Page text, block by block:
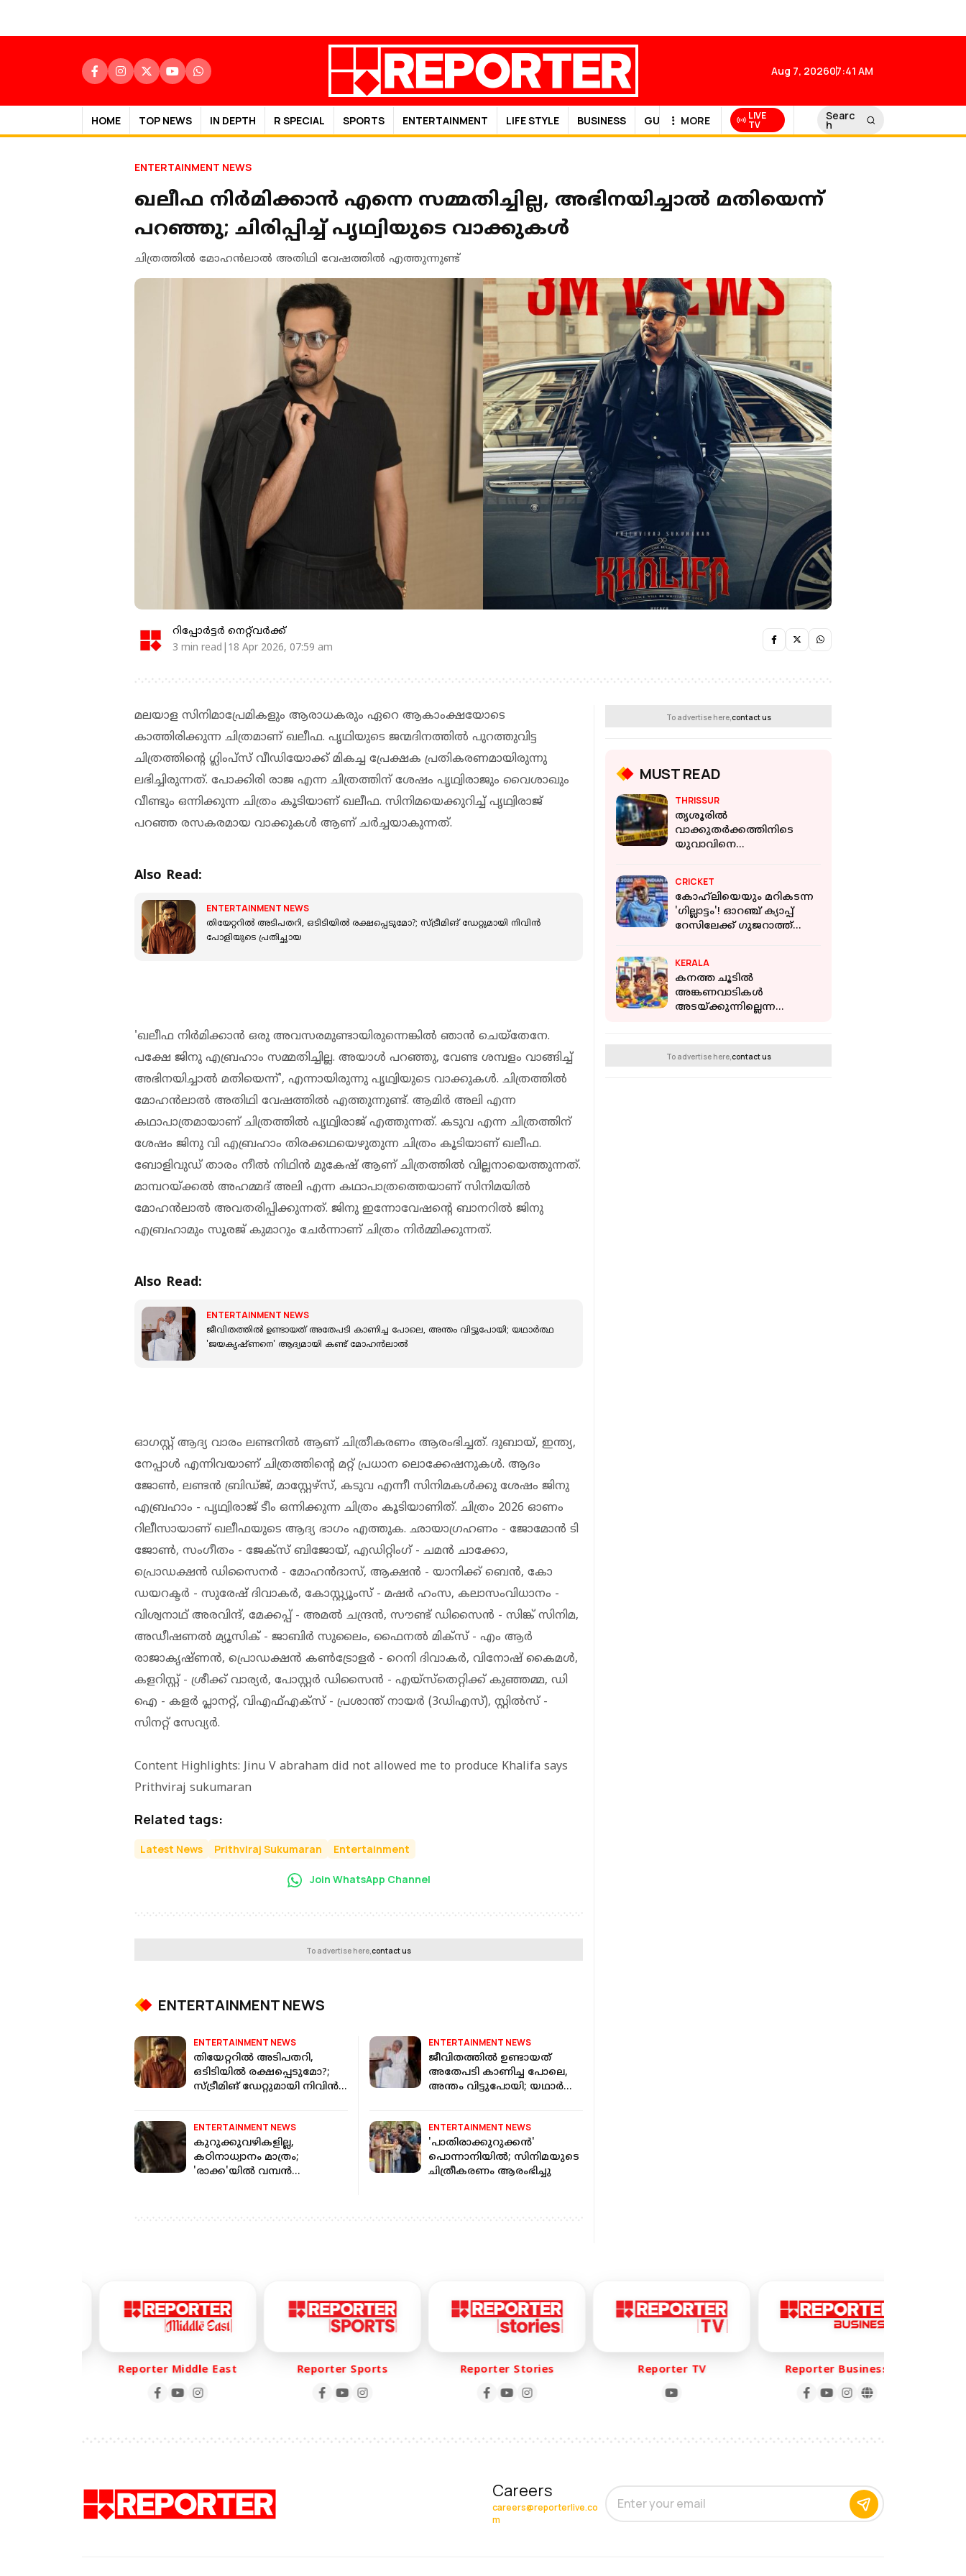
Aug 7, 202607:41 AM
HOME TOP NEWS IN DEPTH R SPECIAL SPORTS ENTERTAINMENT LIFE STYLE BUSINESS GULF NEWS
MORE LIVE
TV
Searc
h
ENTERTAINMENT NEWS
ഖലീഫ നിർമിക്കാൻ എന്നെ സമ്മതിച്ചില്ല, അഭിനയിച്ചാൽ മതിയെന്ന്
പറഞ്ഞു; ചിരിപ്പിച്ച് പൃഥ്വിയുടെ വാക്കുകൾ
ചിത്രത്തിൽ മോഹൻലാൽ അതിഥി വേഷത്തിൽ എത്തുന്നുണ്ട്
റിപ്പോർട്ടർ നെറ്റ്‌വര്‍ക്ക്‌
3 min read|18 Apr 2026, 07:59 am
മലയാള സിനിമാപ്രേമികളും ആരാധകരും ഏറെ ആകാംക്ഷയോടെ
കാത്തിരിക്കുന്ന ചിത്രമാണ് ഖലീഫ. പൃഥിയുടെ ജന്മദിനത്തിൽ പുറത്തുവിട്ട
ചിത്രത്തിന്റെ ഗ്ലിംപ്സ് വീഡിയോക്ക് മികച്ച പ്രേക്ഷക പ്രതികരണമായിരുന്നു
ലഭിച്ചിരുന്നത്. പോക്കിരി രാജ എന്ന ചിത്രത്തിന് ശേഷം പൃഥ്വിരാജും വൈശാഖും
വീണ്ടും ഒന്നിക്കുന്ന ചിത്രം കൂടിയാണ് ഖലീഫ. സിനിമയെക്കുറിച്ച് പൃഥ്വിരാജ്
പറഞ്ഞ രസകരമായ വാക്കുകൾ ആണ് ചർച്ചയാകുന്നത്.
Also Read:
ENTERTAINMENT NEWS
തിയേറ്ററിൽ അടിപതറി, ഒടിടിയിൽ രക്ഷപ്പെടുമോ?; സ്ട്രീമിങ് ഡേറ്റുമായി നിവിൻ
പോളിയുടെ പ്രതിച്ഛായ
'ഖലീഫ നിർമിക്കാൻ ഒരു അവസരമുണ്ടായിരുന്നെങ്കിൽ ഞാൻ ചെയ്തേനേ.
പക്ഷേ ജിനു എബ്രഹാം സമ്മതിച്ചില്ല. അയാൾ പറഞ്ഞു, വേണ്ട ശമ്പളം വാങ്ങിച്ച്
അഭിനയിച്ചാൽ മതിയെന്ന്', എന്നായിരുന്നു പൃഥ്വിയുടെ വാക്കുകൾ. ചിത്രത്തിൽ
മോഹൻലാൽ അതിഥി വേഷത്തിൽ എത്തുന്നുണ്ട്. ആമിർ അലി എന്ന
കഥാപാത്രമായാണ് ചിത്രത്തിൽ പൃഥ്വിരാജ് എത്തുന്നത്. കടുവ എന്ന ചിത്രത്തിന്
ശേഷം ജിനു വി എബ്രഹാം തിരക്കഥയെഴുതുന്ന ചിത്രം കൂടിയാണ് ഖലീഫ.
ബോളിവുഡ് താരം നീൽ നിഥിൻ മുകേഷ് ആണ് ചിത്രത്തിൽ വില്ലനായെത്തുന്നത്.
മാമ്പറയ്ക്കൽ അഹമ്മദ് അലി എന്ന കഥാപാത്രത്തെയാണ് സിനിമയിൽ
മോഹൻലാൽ അവതരിപ്പിക്കുന്നത്. ജിനു ഇന്നോവേഷൻ്റെ ബാനറിൽ ജിനു
എബ്രഹാമും സൂരജ് കുമാറും ചേർന്നാണ് ചിത്രം നിർമ്മിക്കുന്നത്.
Also Read:
ENTERTAINMENT NEWS
ജീവിതത്തിൽ ഉണ്ടായത് അതേപടി കാണിച്ച പോലെ, അന്തം വിട്ടുപോയി; യഥാർത്ഥ
'ജയകൃഷ്ണനെ' ആദ്യമായി കണ്ട് മോഹൻലാൽ
ഓഗസ്റ്റ് ആദ്യ വാരം ലണ്ടനിൽ ആണ് ചിത്രീകരണം ആരംഭിച്ചത്. ദുബായ്, ഇന്ത്യ,
നേപ്പാൾ എന്നിവയാണ് ചിത്രത്തിൻ്റെ മറ്റ് പ്രധാന ലൊക്കേഷനുകൾ. ആദം
ജോൺ, ലണ്ടൻ ബ്രിഡ്ജ്, മാസ്റ്റേഴ്സ്, കടുവ എന്നീ സിനിമകൾക്കു ശേഷം ജിനു
എബ്രഹാം - പൃഥ്വിരാജ് ടീം ഒന്നിക്കുന്ന ചിത്രം കൂടിയാണിത്. ചിത്രം 2026 ഓണം
റിലീസായാണ് ഖലീഫയുടെ ആദ്യ ഭാഗം എത്തുക. ഛായാഗ്രഹണം - ജോമോൻ ടി
ജോൺ, സംഗീതം - ജേക്സ് ബിജോയ്, എഡിറ്റിംഗ് - ചമൻ ചാക്കോ,
പ്രൊഡക്ഷൻ ഡിസൈനർ - മോഹൻദാസ്, ആക്ഷൻ - യാനിക്ക് ബെൻ, കോ
ഡയറക്ടർ - സുരേഷ് ദിവാകർ, കോസ്റ്റ്യൂംസ് - മഷർ ഹംസ, കലാസംവിധാനം -
വിശ്വനാഥ് അരവിന്ദ്, മേക്കപ്പ് - അമൽ ചന്ദ്രൻ, സൗണ്ട് ഡിസൈൻ - സിങ്ക് സിനിമ,
അഡീഷണൽ മ്യൂസിക് - ജാബിർ സുലൈം, ഫൈനൽ മിക്സ് - എം ആർ
രാജാകൃഷ്ണൻ, പ്രൊഡക്ഷൻ കൺട്രോളർ - റെനി ദിവാകർ, വിനോഷ് കൈമൾ,
കളറിസ്റ്റ് - ശ്രീക്ക് വാര്യർ, പോസ്റ്റർ ഡിസൈൻ - എയ്സ്തെറ്റിക്ക് കുഞ്ഞമ്മ, ഡി
ഐ - കളർ പ്ലാനറ്റ്, വിഎഫ്എക്സ് - പ്രശാന്ത് നായർ (3ഡിഎസ്), സ്റ്റിൽസ് -
സിനറ്റ് സേവ്യർ.
Content Highlights: Jinu V abraham did not allowed me to produce Khalifa says
Prithviraj sukumaran
Related tags:
Latest News Prithviraj Sukumaran Entertainment
Join WhatsApp Channel
To advertise here,contact us
ENTERTAINMENT NEWS
ENTERTAINMENT NEWS
തിയേറ്ററിൽ അടിപതറി,
ഒടിടിയിൽ രക്ഷപ്പെടുമോ?;
സ്ട്രീമിങ് ഡേറ്റുമായി നിവിൻ
ENTERTAINMENT NEWS
ജീവിതത്തിൽ ഉണ്ടായത്
അതേപടി കാണിച്ച പോലെ,
അന്തം വിട്ടുപോയി; യഥാർത്ഥ
ENTERTAINMENT NEWS
കുറുക്കുവഴികളില്ല,
കഠിനാധ്വാനം മാത്രം;
'രാക്ക'യില്‍ വമ്പന്‍
ENTERTAINMENT NEWS
'പാതിരാക്കുറുക്കന്‍'
പൊന്നാനിയില്‍; സിനിമയുടെ
ചിത്രീകരണം ആരംഭിച്ചു
To advertise here, contact us
MUST READ
THRISSUR
തൃശൂരില്‍
വാക്കുതര്‍ക്കത്തിനിടെ
യുവാവിനെ
CRICKET
കോഹ്‌ലിയെയും മറികടന്ന
'ഗില്ലാട്ടം'! ഓറഞ്ച് ക്യാപ്പ്
റേസിലേക്ക് ഗുജറാത്ത്
KERALA
കനത്ത ചൂടിൽ
അങ്കണവാടികൾ
അടയ്ക്കുന്നില്ലെന്ന
വിശദീകരണം
To advertise here, contact us
Reporter Middle East Reporter Sports Reporter Stories Reporter TV Reporter Business
Careers
careers@reporterlive.co
m